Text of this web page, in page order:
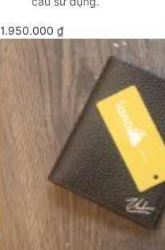
1.950.000 ₫